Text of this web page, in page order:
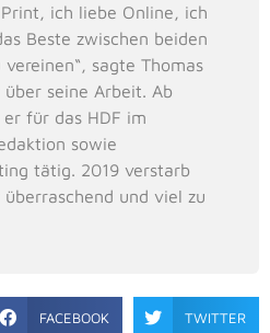
Print, ich liebe Online, ich
Beste zwischen beiden
sagte Thomas
über seine Arbeit. Ab
für das HDF im
sowie
tätig. 2019 verstarb
überraschend und viel zu
FACEBOOK TWITTER